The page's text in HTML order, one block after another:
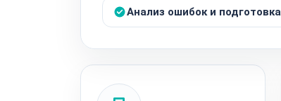
Анализ ошибок и подготовка